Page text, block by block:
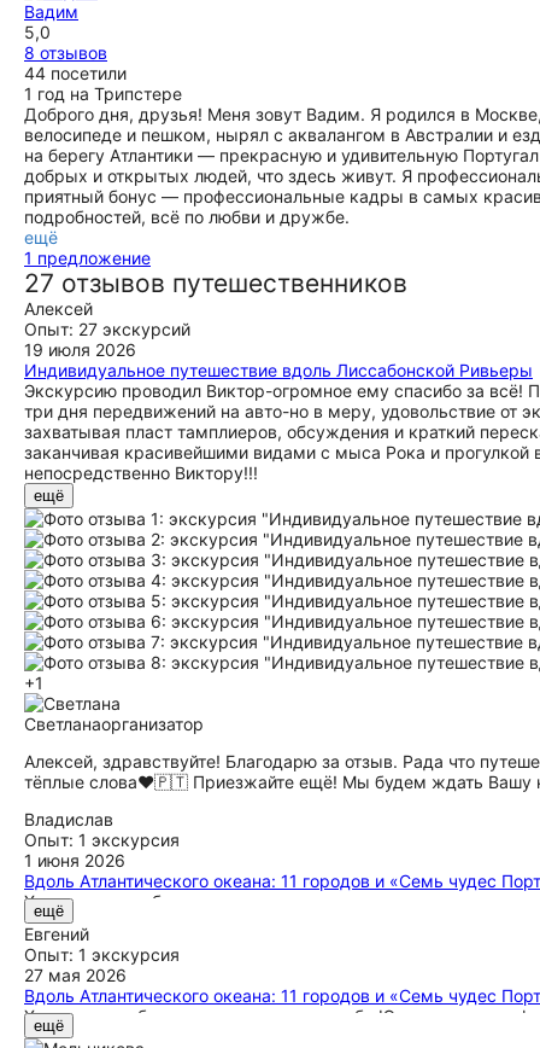
Вадим
5,0
8 отзывов
44 посетили
1 год на Трипстере
Доброго дня, друзья! Меня зовут Вадим. Я родился в
велосипеде и пешком, нырял с аквалангом в Австралии и
на берегу Атлантики — прекрасную и удивительную
добрых и открытых людей, что здесь живут. Я
приятный бонус — профессиональные кадры в самых
подробностей, всё по любви и дружбе.
ещё
1 предложение
27 отзывов путешественников
Алексей
Опыт: 27 экскурсий
19 июля 2026
Индивидуальное путешествие вдоль Лиссабонской Ривьеры
Экскурсию проводил Виктор-огромное ему спасибо за
три дня передвижений на авто-но в меру, удовольствие от
захватывая пласт тамплиеров, обсуждения и краткий
заканчивая красивейшими видами с мыса Рока и прогулкой
непосредственно Виктору!!!
ещё
+1
Светланаорганизатор
Алексей, здравствуйте! Благодарю за отзыв. Рада что
тёплые слова❤️🇵🇹 Приезжайте ещё! Мы будем ждать Вашу
Владислав
Опыт: 1 экскурсия
1 июня 2026
Вдоль Атлантического океана: 11 городов и «Семь чудес
Хочу выразить благодарность за замечательное
особую атмосферу страны, которая действительно
заботу, с которыми обращались ко всем нашим просьбам,
ещё
Евгений
Опыт: 1 экскурсия
27 мая 2026
Вдоль Атлантического океана: 11 городов и «Семь чудес
Хочу сказать большое искреннее спасибо Юрию за его
частые вопросы и сомнения. Он всегда был пунктуален и
ещё